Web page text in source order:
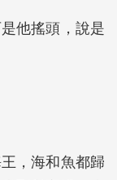
他搖頭，說是
，海和魚都歸